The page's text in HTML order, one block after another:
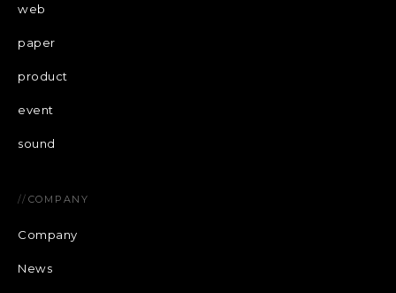
web
paper
product
event
sound
// COMPANY
Company
News